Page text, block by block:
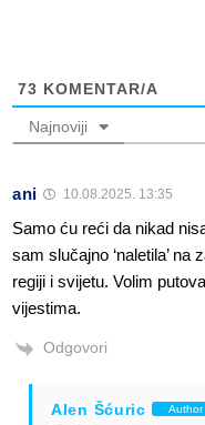
73 KOMENTAR/A
Najnoviji
ani 10.08.2025. 13:35
Samo ću reći da nikad
sam slučajno ‘naletila’
regiji i svijetu. Volim
vijestima.
Odgovori
Alen Šćuric Author